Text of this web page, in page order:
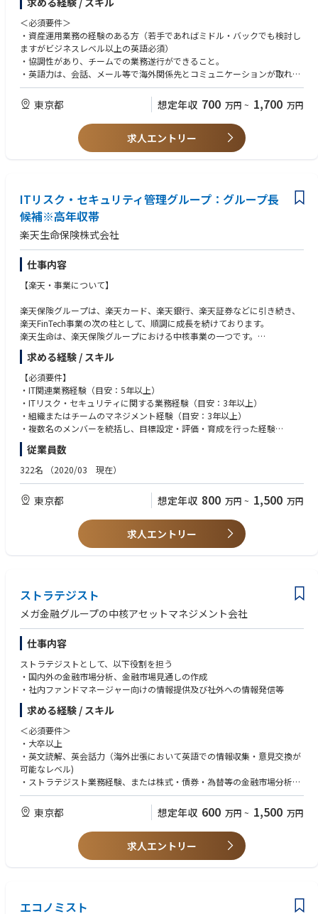
・新規ファンドの発掘やデュー・ディリジェンスの実施、既存ファンドの
モニタリング（含む海外出張）
・上記業務に関連し、外部委託先等との交渉
・顧客（年金基金、機関投資家、販売会社等）への運用報告資料の作成と
運用状況の説明、見込み顧客またはコンサルタントへの新商品、新戦略の
プレゼンテーションの実施 等
■配属先：運用戦略開発部
運用戦略開発部は、部長以下18 名が在籍しており、パブリックマーケッ
トグループ、プライベートアセットグループと投資信託グループの３つに
分かれています。
＜必須要件＞
・資産運用業務の経験のある方（若手であればミドル・バックでも検討し
ますがビジネスレベル以上の英語必須）
・協調性があり、チームでの業務遂行ができること。
・英語力は、会話、メール等で海外関係先とコミュニケーションが取れる
レベル
＜優遇条件＞ （以下に該当される方は特に歓迎）
・同業他社等での外部委託運用のご経験、年金基金・機関投資家等の顧客
・証券アナリスト資格
東京都 想定年収 700 万円 ~ 1,700 万円
求人エントリー
ITリスク・セキュリティ管理グループ：グループ長
候補※高年収帯
楽天生命保険株式会社
仕事内容
【楽天・事業について】
楽天保険グループは、楽天カード、楽天銀行、楽天証券などに引き続き、
楽天FinTech事業の次の柱として、順調に成長を続けております。
楽天生命は、楽天保険グループにおける中核事業の一つです。
シンプルな定期保険・終身保険や、医療保険・がん保険、認知症保険、若
年層向けの総合安心保険、さらに住宅ローン向けの団体信用生命保険など
を販売しています。
全国で展開する対面代理店チャネルや、楽天会員基盤を中心に幅広く展開
するインターネットチャネルなど、様々なご提案経路を有しております。
身近でありそうな生命保険会社として、また楽天グループの技術力を相談
した先進的な生命保険会社として画期的な保険ソリューションを提供して
【展開・サービスについて】
情報システム本部は楽天保険グループのIT基盤を支える役割を担っていま
す。お客様の大切なご契約をお預かりする基幹システムの維持・管理に加
企業活動に密接に関係を持ちながら業務を進めております。
当業務は企業にとって最も重要な管理項目の一つとなっており、その中心
的な役割です。
【募集背景】
ITリスク・セキュリティ領域の重要性が経営課題として高まる中、
組織としてより戦略的・継続的にITリスク管理およびセキュリティ強化を
推進するため、グループ全体を統括し、組織運営を見極めるマネージャー
を募集します。
【業務内容】
楽天生命のIT部門におけるITリスク・セキュリティ業務
① ITリスクに関する企画考えるおよびリスク評価
②システムインシデント管理
③情報セキュリティポリシー、規程、マニュアルの策定と保守
④可視情報、脆弱性情報の収集と対策プロセスの構築と管理
⑤情報セキュリティインシデント対応と管理プロセスの構築、改善
⑥ITシステム、情報資産の管理、監査、リスク分析、脆弱性診断
⑦個人情報保護対策の策定、導入
⑧データガバナンスに関する企画推進
求める経験 / スキル
【必須要件】
・IT関連業務経験（目安：5年以上）
・ITリスク・セキュリティに関する業務経験（目安：3年以上）
・組織またはチームのマネジメント経験（目安：3年以上）
・複数名のメンバーを統括し、目標設定・評価・育成を行った経験
・部門横断での調整、合意形成を導いた経験
・コミュニケーションスキル（日本語）
【歓迎要件】
・情報セキュリティ監視、インシデント対応、脆弱性対応の経験
・コンプライアンス関連の知識や実務経験
・保険業界、金融業界のIT開発業務経験
・ITリスク／セキュリティ領域における組織立ち上げ、体制強化の経験
・経営層向けレポーティング、委員会体（リスク委員会等）への説明経験
・ビジネス英語力
従業員数
322名 （2020/03 現在）
東京都 想定年収 800 万円 ~ 1,500 万円
求人エントリー
ストラテジスト
メガ金融グループの中核アセットマネジメント会社
仕事内容
ストラテジストとして、以下役割を担う
・国内外の金融市場分析、金融市場見通しの作成
・社内ファンドマネージャー向けの情報提供及び社外への情報発信等
求める経験 / スキル
＜必須要件＞
・大卒以上
・英文読解、英会話力（海外出張において英語での情報収集・意見交換が
可能なレベル)
・ストラテジスト業務経験、または株式・債券・為替等の金融市場分析経
験
・市場分析及び予測スキル、計量分析スキル
＜あると望ましい資格＞
・証券アナリスト資格
東京都 想定年収 600 万円 ~ 1,500 万円
求人エントリー
エコノミスト